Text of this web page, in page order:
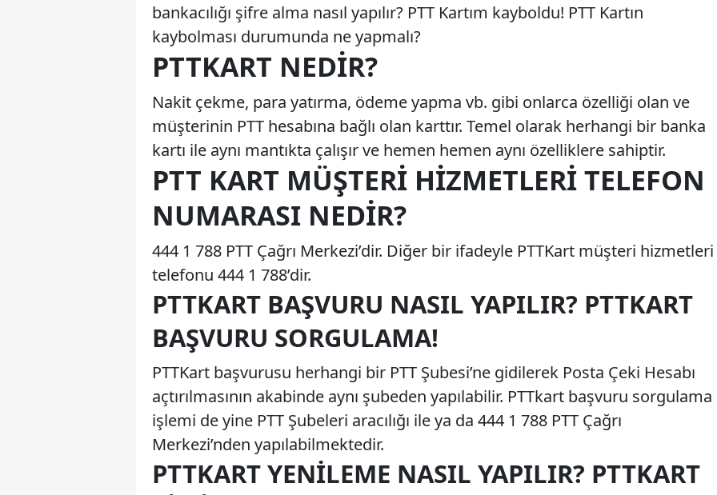
bankacılığı şifre alma nasıl yapılır? PTT Kartım kayboldu! PTT Kartın
kaybolması durumunda ne yapmalı?
PTTKART NEDIR?
Nakit çekme, para yatırma, ödeme yapma vb. gibi onlarca özelliği olan ve
müşterinin PTT hesabına bağlı olan karttır. Temel olarak herhangi bir banka
kartı ile aynı mantıkta çalışır ve hemen hemen aynı özelliklere sahiptir.
PTT KART MÜŞTERI HIZMETLERI TELEFON
NUMARASI NEDIR?
444 1 788 PTT Çağrı Merkezi’dir. Diğer bir ifadeyle PTTKart müşteri hizmetleri
telefonu 444 1 788’dir.
PTTKART BAŞVURU NASIL YAPILIR? PTTKART
BAŞVURU SORGULAMA!
PTTKart başvurusu herhangi bir PTT Şubesi’ne gidilerek Posta Çeki Hesabı
açtırılmasının akabinde aynı şubeden yapılabilir. PTTkart başvuru sorgulama
işlemi de yine PTT Şubeleri aracılığı ile ya da 444 1 788 PTT Çağrı
Merkezi’nden yapılabilmektedir.
PTTKART YENILEME NASIL YAPILIR? PTTKART